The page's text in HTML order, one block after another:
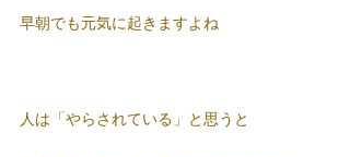
早朝でも元気に起きますよね
人は「やらされている」と思うと